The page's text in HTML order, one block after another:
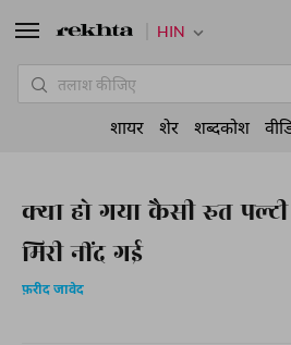
क्या हो गया कैसी रुत
मिरी नींद गई
फ़रीद जावेद
HIN
शायर शेर शब्दकोश